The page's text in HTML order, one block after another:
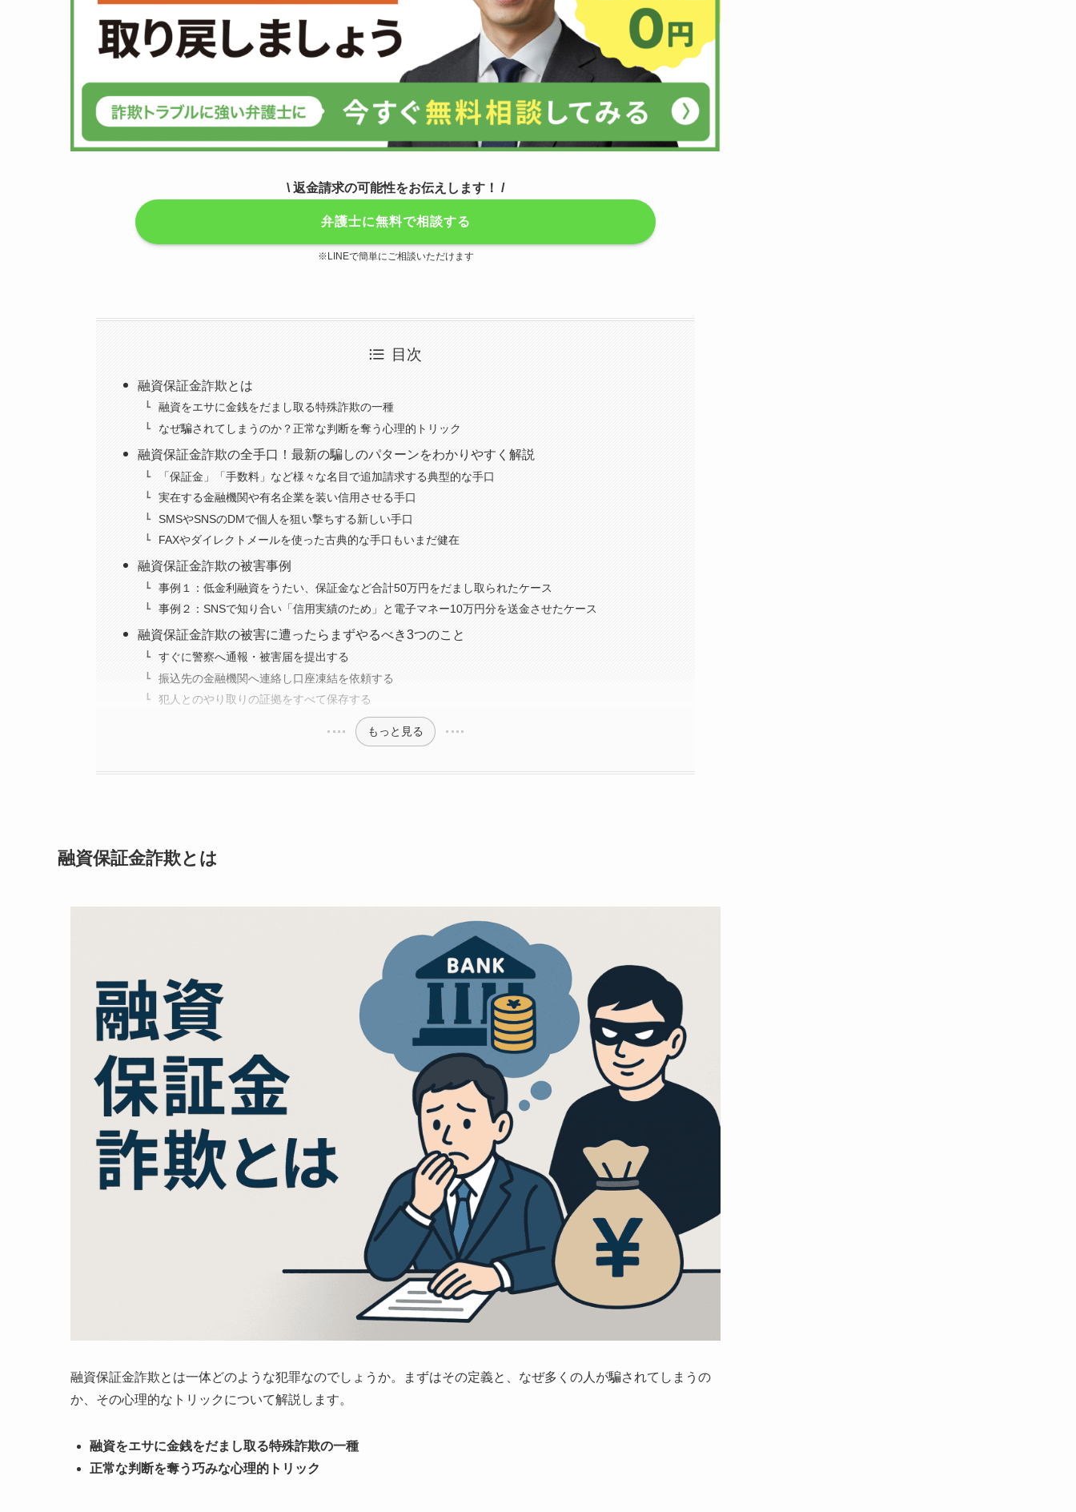
\ 返金請求の可能性をお伝えします！ /
弁護士に無料で相談する
※LINEで簡単にご相談いただけます
目次
融資保証金詐欺とは
融資をエサに金銭をだまし取る特殊詐欺の一種
なぜ騙されてしまうのか？正常な判断を奪う心理的トリック
融資保証金詐欺の全手口！最新の騙しのパターンをわかりやすく解説
「保証金」「手数料」など様々な名目で追加請求する典型的な手口
実在する金融機関や有名企業を装い信用させる手口
SMSやSNSのDMで個人を狙い撃ちする新しい手口
FAXやダイレクトメールを使った古典的な手口もいまだ健在
融資保証金詐欺の被害事例
事例１：低金利融資をうたい、保証金など合計50万円をだまし取られたケース
事例２：SNSで知り合い「信用実績のため」と電子マネー10万円分を送金させたケース
融資保証金詐欺の被害に遭ったらまずやるべき3つのこと
すぐに警察へ通報・被害届を提出する
振込先の金融機関へ連絡し口座凍結を依頼する
犯人とのやり取りの証拠をすべて保存する
もっと見る
融資保証金詐欺とは
融資保証金詐欺とは一体どのような犯罪なのでしょうか。まずはその定義と、なぜ多くの人が騙されてしまうの
か、その心理的なトリックについて解説します。
融資をエサに金銭をだまし取る特殊詐欺の一種
正常な判断を奪う巧みな心理的トリック